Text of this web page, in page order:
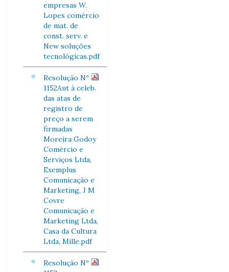
empresas W.
Lopes comércio
de mat. de
const. serv. e
New soluções
tecnológicas.pdf
Resolução Nº
1152Aut à celeb.
das atas de
registro de
preço a serem
firmadas
Moreira Godoy
Comércio e
Serviços Ltda,
Exemplus
Comunicação e
Marketing, J M
Covre
Comunicação e
Marketing Ltda,
Casa da Cultura
Ltda, Mille.pdf
Resolução Nº